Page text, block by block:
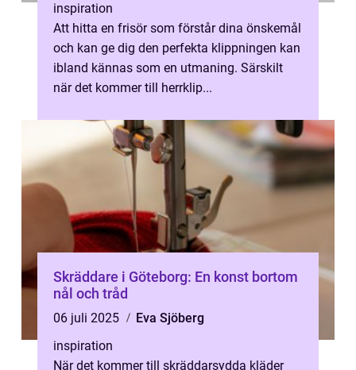
inspiration
Att hitta en frisör som förstår dina önskemål
och kan ge dig den perfekta klippningen kan
ibland kännas som en utmaning. Särskilt
när det kommer till herrklip...
Skräddare i Göteborg: En konst bortom
nål och tråd
06 juli 2025
Eva Sjöberg
inspiration
När det kommer till skräddarsydda kläder